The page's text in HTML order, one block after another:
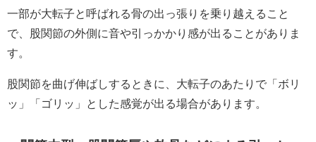
一部が大転子と呼ばれる骨の出っ張りを乗り越えること
で、股関節の外側に音や引っかかり感が出ることがありま
す。
股関節を曲げ伸ばしするときに、大転子のあたりで「ボリ
ッ」「ゴリッ」とした感覚が出る場合があります。